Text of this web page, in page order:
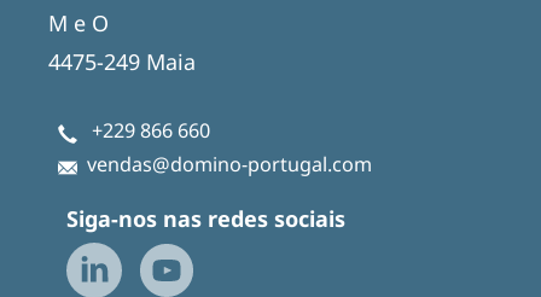
M e O
4475-249 Maia
+229 866 660
vendas@domino-portugal.com
Siga-nos nas redes sociais